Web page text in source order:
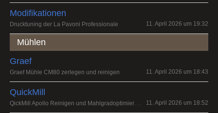
Modifikationen
Drucktuning der La Pavoni Professionale 11. April 2026 um 19:32
Mühlen
Graef
Graef Mühle CM80 zerlegen und reinigen 11. April 2026 um 18:43
QuickMill
11. April 2026 um 18:52